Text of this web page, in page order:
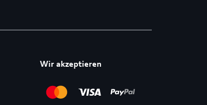
Wir akzeptieren